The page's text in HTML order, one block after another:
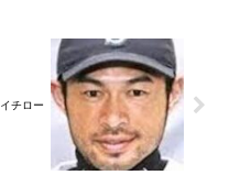
イチロー